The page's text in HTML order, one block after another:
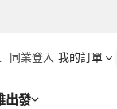
同業登入 我的訂單
出發